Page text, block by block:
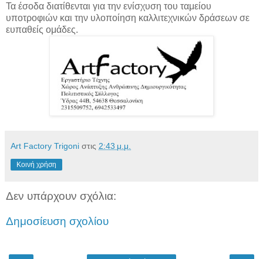
Τα έσοδα διατίθενται για την ενίσχυση του ταμείου
υποτροφιών και την υλοποίηση καλλιτεχνικών δράσεων σε
ευπαθείς ομάδες.
Art Factory Trigoni στις 2:43 μ.μ.
Κοινή χρήση
Δεν υπάρχουν σχόλια:
Δημοσίευση σχολίου